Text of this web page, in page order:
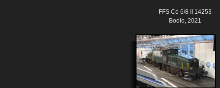
FFS Ce 6/8 II 14253
Bodio, 2021